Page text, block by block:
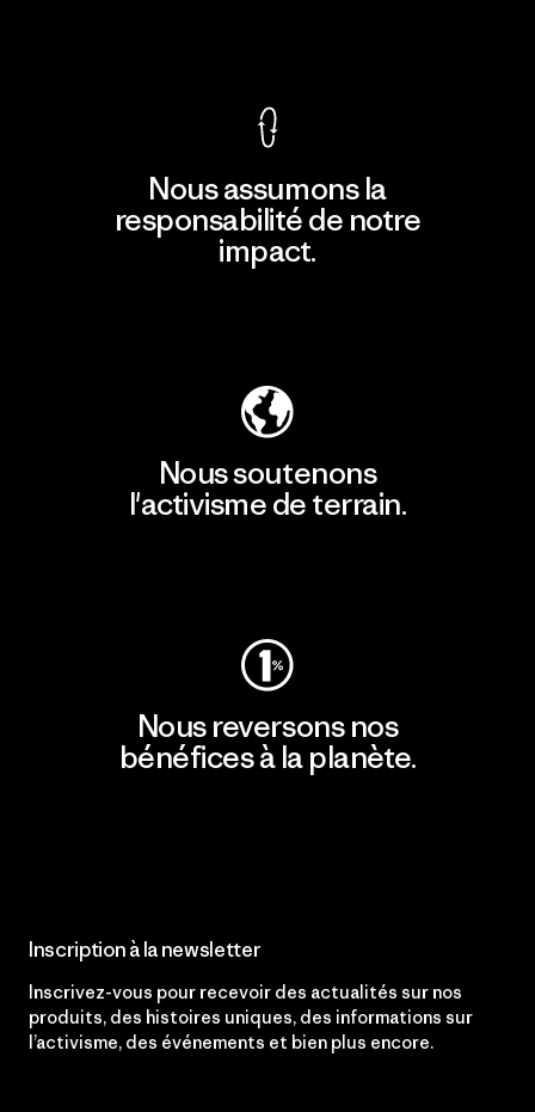
Nous assumons la
responsabilité de notre
impact.
Nous soutenons
l'activisme de terrain.
Nous reversons nos
bénéfices à la planète.
Inscription à la newsletter
Inscrivez-vous pour recevoir des actualités sur nos
produits, des histoires uniques, des informations sur
l’activisme, des événements et bien plus encore.